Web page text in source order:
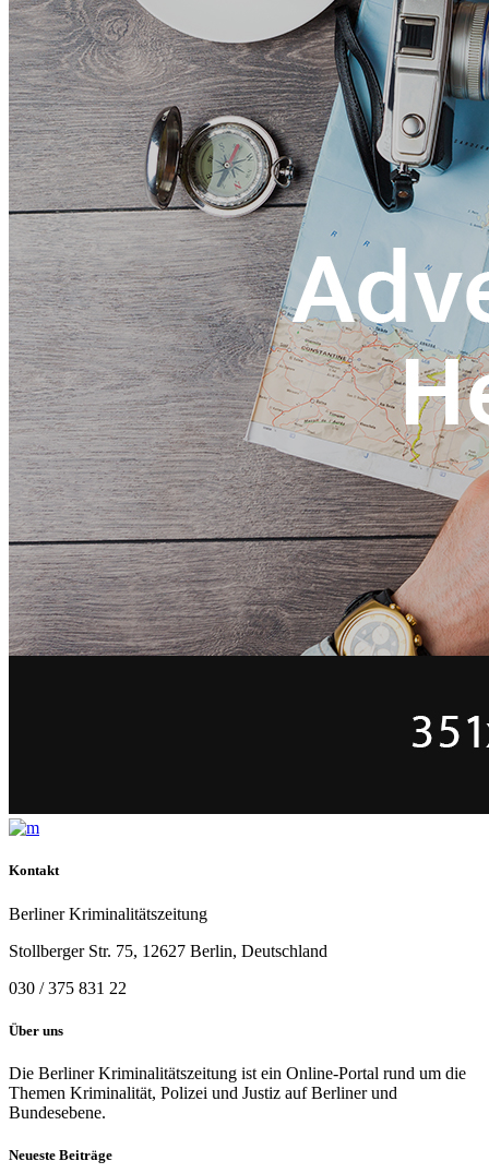
Kontakt
Berliner Kriminalitätszeitung
Stollberger Str. 75, 12627 Berlin, Deutschland
030 / 375 831 22
Über uns
Die Berliner Kriminalitätszeitung ist ein Online-Portal rund um die
Themen Kriminalität, Polizei und Justiz auf Berliner und
Bundesebene.
Neueste Beiträge